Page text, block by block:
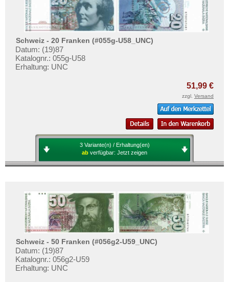
Schweiz - 20 Franken (#055g-U58_UNC)
Datum: (19)87
Katalognr.: 055g-U58
Erhaltung: UNC
51,99 €
zzgl. Versand
3 Variante(n) / Erhaltung(en)
ab verfügbar: Jetzt zeigen
Schweiz - 50 Franken (#056g2-U59_UNC)
Datum: (19)87
Katalognr.: 056g2-U59
Erhaltung: UNC